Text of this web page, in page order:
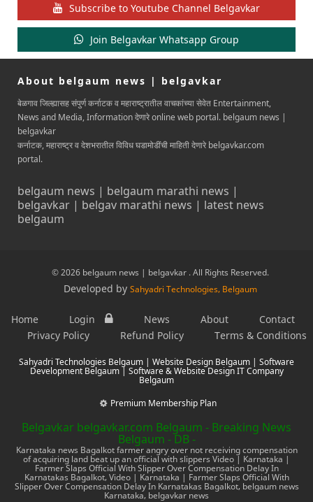
Subscribe to Youtube Channel Belgavkar
Join Belgavkar Whatsapp Group
About belgaum news | belgavkar
बेळगाव जिल्ह्यासह संपुर्ण कर्नाटक व महाराष्ट्रातील वाचकांच्या सेवेत Entertainment,
News and Media, Information देणारे online web portal. belgaum news |
belgavkar
कर्नाटक, महाराष्ट्र व देशभरातील विविध घडामोडींची माहिती देणारे belgavkar.com
portal.
belgaum news | belgaum marathi news |
belgavkar | belgav marathi news | latest news
belgaum
© 2026 belgaum news | belgavkar . All Rights Reserved.
Developed by Sahyadri Technologies, Belgaum
Home Login News About
Contact
Privacy Policy
Refund Policy Terms & Conditions
Sahyadri Technologies Belgaum | Website Design Belgaum | Software
Development Belgaum | Software & Website Design IT Company
Belgaum
Premium Membership Plan
Belgavkar belgavkar.com Belgaum - Breaking News
Belgaum - DB -
Karnataka news Bagalkot farmer angry over not receiving compensation
of acquiring land beat up an official with slippers Video | Karnataka |
Farmer Slaps Official With Slipper Over Compensation Delay In
Karnatakas Bagalkot, Video | Karnataka | Farmer Slaps Official With
Slipper Over Compensation Delay In Karnatakas Bagalkot, belgaum news
Karnataka, belgavkar news